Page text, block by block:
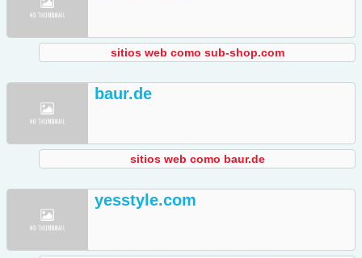
sitios web como sub-shop.com
baur.de
sitios web como baur.de
yesstyle.com